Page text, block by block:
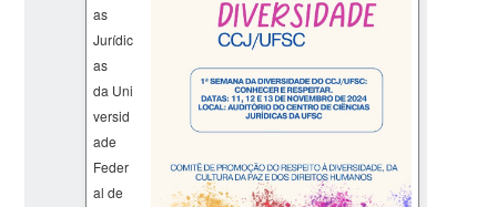
as
Jurídic
as
da Uni
versid
ade
Feder
al de